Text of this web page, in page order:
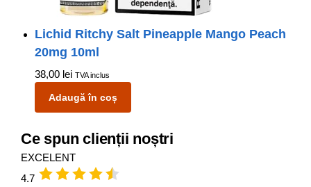
Lichid Ritchy Salt Pineapple Mango Peach
20mg 10ml
38,00 lei TVA inclus
Adaugă în coș
Ce spun clienții noștri
EXCELENT
4.7